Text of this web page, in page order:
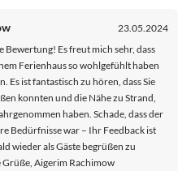
23.05.2024
Es freut mich sehr, dass
Ferienhaus so wohlgefühlt haben
Es ist fantastisch zu hören, dass Sie
konnten und die Nähe zu Strand,
haben. Schade, dass der
Bedürfnisse war – Ihr Feedback ist
wieder als Gäste begrüßen zu
Aigerim Rachimow